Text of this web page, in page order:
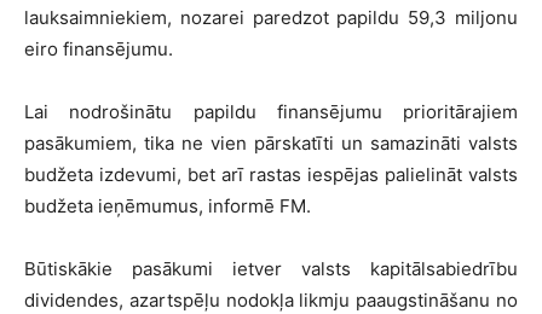
lauksaimniekiem, nozarei paredzot papildu 59,3 miljonu
eiro finansējumu.
Lai nodrošinātu papildu finansējumu prioritārajiem
pasākumiem, tika ne vien pārskatīti un samazināti valsts
budžeta izdevumi, bet arī rastas iespējas palielināt valsts
budžeta ieņēmumus, informē FM.
Būtiskākie pasākumi ietver valsts kapitālsabiedrību
dividendes, azartspēļu nodokļa likmju paaugstināšanu no